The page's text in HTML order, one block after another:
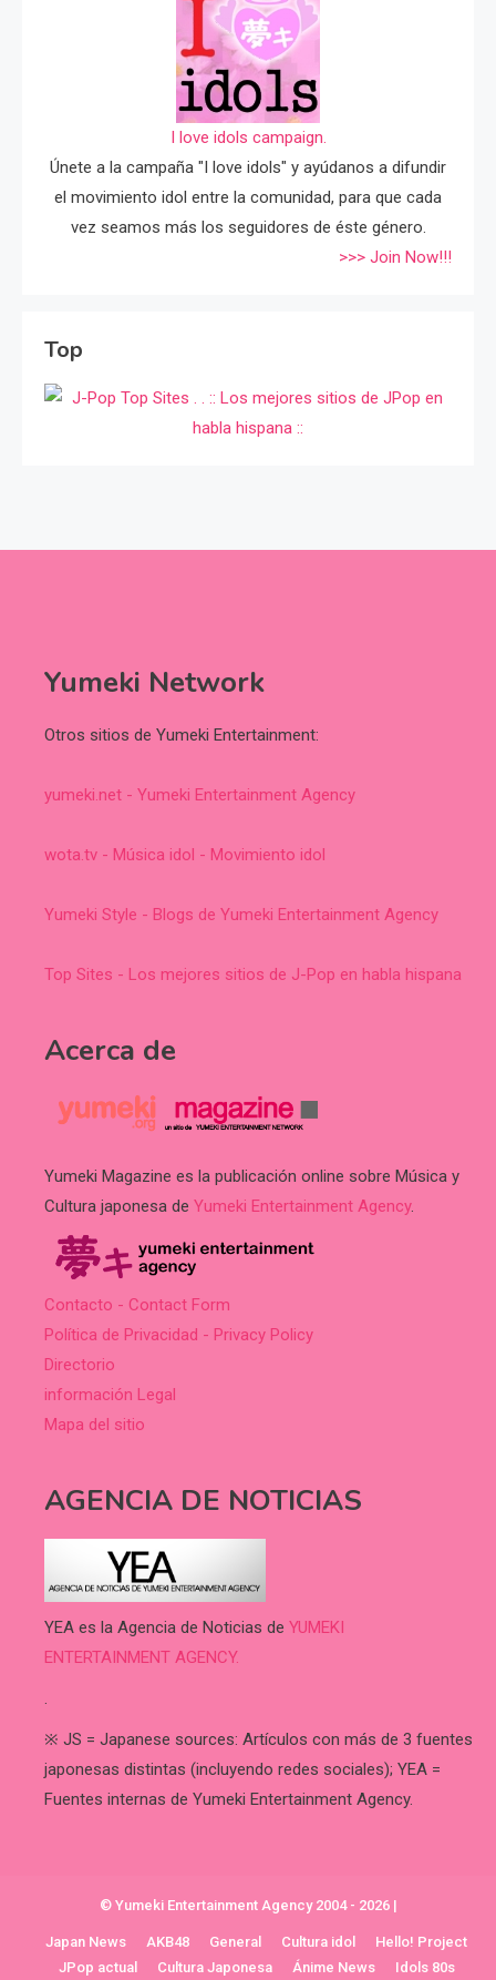
I love idols campaign.
Únete a la campaña "I love idols" y ayúdanos a difundir
el movimiento idol entre la comunidad, para que cada
vez seamos más los seguidores de éste género.
>>> Join Now!!!
Top
Yumeki Network
Otros sitios de Yumeki Entertainment:
yumeki.net - Yumeki Entertainment Agency
wota.tv - Música idol - Movimiento idol
Yumeki Style - Blogs de Yumeki Entertainment Agency
Top Sites - Los mejores sitios de J-Pop en habla hispana
Acerca de
Yumeki Magazine es la publicación online sobre Música y
Cultura japonesa de Yumeki Entertainment Agency.
Contacto - Contact Form
Política de Privacidad - Privacy Policy
Directorio
información Legal
Mapa del sitio
AGENCIA DE NOTICIAS
YEA es la Agencia de Noticias de YUMEKI
ENTERTAINMENT AGENCY.
.
※ JS = Japanese sources: Artículos con más de 3 fuentes
japonesas distintas (incluyendo redes sociales); YEA =
Fuentes internas de Yumeki Entertainment Agency.
© Yumeki Entertainment Agency 2004 - 2026 |
Japan News AKB48 General Cultura idol
Hello! Project
JPop actual
Cultura Japonesa Ánime News Idols 80s